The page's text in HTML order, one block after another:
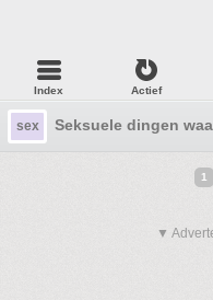
Index Actief
sex Seksuele dingen
1
▼